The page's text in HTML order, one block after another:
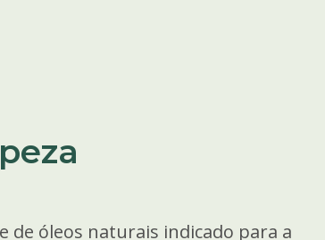
de óleos naturais indicado para a